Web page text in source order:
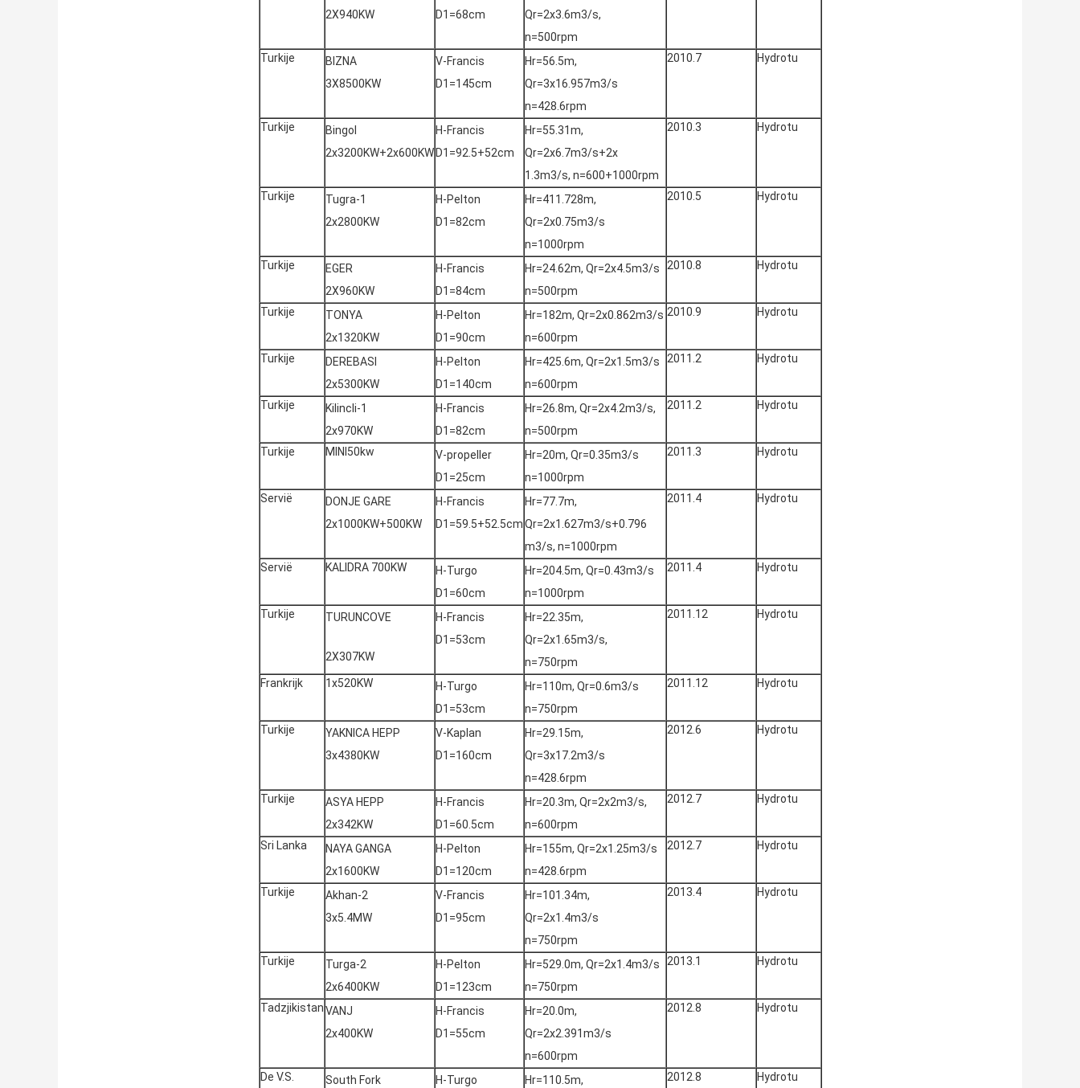
2X940KW
D1=68cm
Qr=2x3.6m3/s,
n=500rpm
Turkije
BIZNA
3X8500KW
V-Francis
D1=145cm
Hr=56.5m,
Qr=3x16.957m3/s
n=428.6rpm
2010.7 Hydrotu
Turkije
Bingol
2x3200KW+2x600KW
H-Francis
D1=92.5+52cm
Hr=55.31m,
Qr=2x6.7m3/s+2x
1.3m3/s, n=600+1000rpm
2010.3 Hydrotu
Turkije
Tugra-1
2x2800KW
H-Pelton
D1=82cm
Hr=411.728m,
Qr=2x0.75m3/s
n=1000rpm
2010.5 Hydrotu
Turkije
EGER
2X960KW
H-Francis
D1=84cm
Hr=24.62m, Qr=2x4.5m3/s
n=500rpm
2010.8 Hydrotu
Turkije
TONYA
2x1320KW
H-Pelton
D1=90cm
Hr=182m, Qr=2x0.862m3/s
n=600rpm
2010.9 Hydrotu
Turkije
DEREBASI
2x5300KW
H-Pelton
D1=140cm
Hr=425.6m, Qr=2x1.5m3/s
n=600rpm
2011.2 Hydrotu
Turkije
Kilincli-1
2x970KW
H-Francis
D1=82cm
Hr=26.8m, Qr=2x4.2m3/s,
n=500rpm
2011.2 Hydrotu
Turkije MINI50kw
V-propeller
D1=25cm
Hr=20m, Qr=0.35m3/s
n=1000rpm
2011.3 Hydrotu
Servië
DONJE GARE
2x1000KW+500KW
H-Francis
D1=59.5+52.5cm
Hr=77.7m,
Qr=2x1.627m3/s+0.796
m3/s, n=1000rpm
2011.4 Hydrotu
Servië KALIDRA 700KW
H-Turgo
D1=60cm
Hr=204.5m, Qr=0.43m3/s
n=1000rpm
2011.4 Hydrotu
Turkije TURUNCOVE
2X307KW
H-Francis
D1=53cm
Hr=22.35m,
Qr=2x1.65m3/s,
n=750rpm
2011.12 Hydrotu
Frankrijk 1x520KW
H-Turgo
D1=53cm
Hr=110m, Qr=0.6m3/s
n=750rpm
2011.12 Hydrotu
Turkije
YAKNICA HEPP
3x4380KW
V-Kaplan
D1=160cm
Hr=29.15m,
Qr=3x17.2m3/s
n=428.6rpm
2012.6 Hydrotu
Turkije
ASYA HEPP
2x342KW
H-Francis
D1=60.5cm
Hr=20.3m, Qr=2x2m3/s,
n=600rpm
2012.7 Hydrotu
Sri Lanka
NAYA GANGA
2x1600KW
H-Pelton
D1=120cm
Hr=155m, Qr=2x1.25m3/s
n=428.6rpm
2012.7 Hydrotu
Turkije
Akhan-2
3x5.4MW
V-Francis
D1=95cm
Hr=101.34m,
Qr=2x1.4m3/s
n=750rpm
2013.4 Hydrotu
Turkije
Turga-2
2x6400KW
H-Pelton
D1=123cm
Hr=529.0m, Qr=2x1.4m3/s
n=750rpm
2013.1 Hydrotu
TadzjikistanVANJ
2x400KW
H-Francis
D1=55cm
Hr=20.0m,
Qr=2x2.391m3/s
n=600rpm
2012.8 Hydrotu
De V.S. South Fork H-Turgo Hr=110.5m, 2012.8 Hydrotu